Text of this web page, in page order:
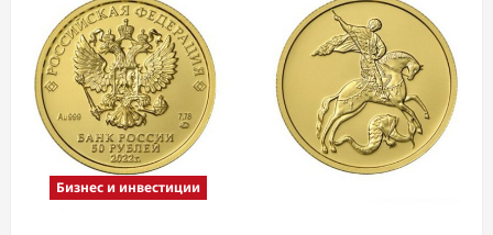
займов:
условия
выдачи,
процентные
ставки
и
требования
к
заемщикам
Бизнес и инвестиции